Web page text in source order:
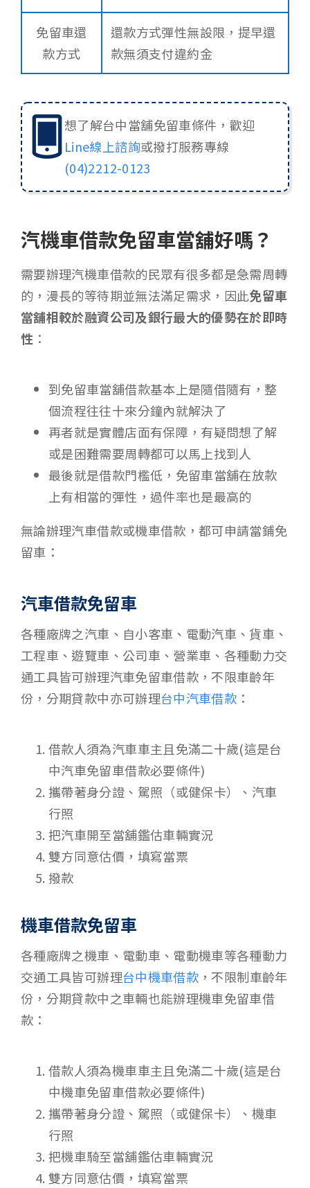
免留車還
款方式
還款方式彈性無設限，提早還
款無須支付違約金
想了解台中當舖免留車條件，歡迎
Line線上諮詢或撥打服務專線
(04)2212-0123
汽機車借款免留車當舖好嗎？
需要辦理汽機車借款的民眾有很多都是急需周轉
的，漫長的等待期並無法滿足需求，因此免留車
當舖相較於融資公司及銀行最大的優勢在於即時
性 ：
到免留車當舖借款基本上是隨借隨有，整
個流程往往十來分鐘內就解決了
再者就是實體店面有保障，有疑問想了解
或是困難需要周轉都可以馬上找到人
最後就是借款門檻低，免留車當舖在放款
上有相當的彈性，過件率也是最高的
無論辦理汽車借款或機車借款，都可申請當鋪免
留車：
汽車借款免留車
各種廠牌之汽車、自小客車、電動汽車、貨車、
工程車、遊覽車、公司車、營業車、各種動力交
通工具皆可辦理汽車免留車借款，不限車齡年
份，分期貸款中亦可辦理台中汽車借款 ：
借款人須為汽車車主且免滿二十歲(這是台
中汽車免留車借款必要條件)
攜帶著身分證、駕照（或健保卡）、汽車
行照
把汽車開至當舖鑑估車輛實況
雙方同意估價，填寫當票
撥款
機車借款免留車
各種廠牌之機車、電動車、電動機車等各種動力
交通工具皆可辦理台中機車借款 ，不限制車齡年
份，分期貸款中之車輛也能辦理機車免留車借
款：
借款人須為機車車主且免滿二十歲(這是台
中機車免留車借款必要條件)
攜帶著身分證、駕照（或健保卡）、機車
行照
把機車騎至當舖鑑估車輛實況
雙方同意估價，填寫當票